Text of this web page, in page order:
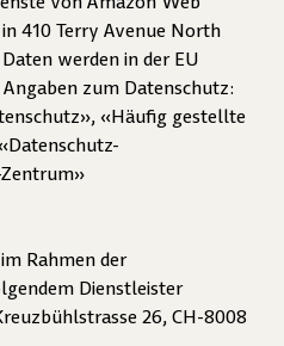
410 Terry Avenue North
werden in der EU
zum Datenschutz:
, «Häufig gestellte
«Datenschutz-
Zentrum»
Rahmen der
Dienstleister
26, CH-8008